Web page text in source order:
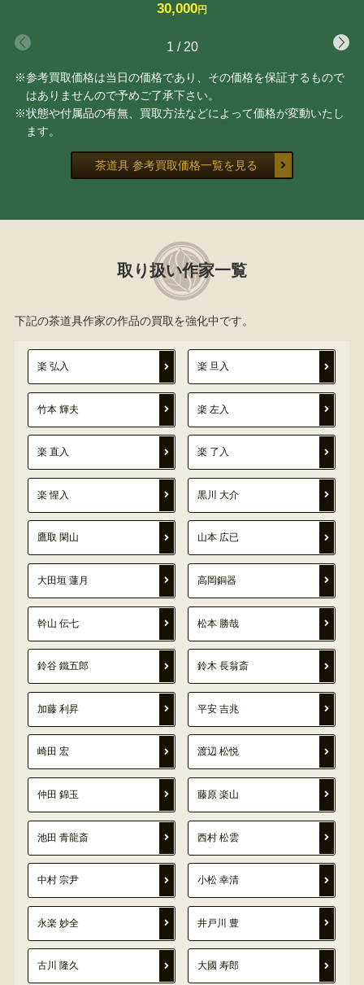
30,000円
1 / 20
※参考買取価格は当日の価格であり、その価格を保証するもので
はありませんので予めご了承下さい。
※状態や付属品の有無、買取方法などによって価格が変動いたし
ます。
茶道具 参考買取価格一覧を見る
取り扱い作家一覧
下記の茶道具作家の作品の買取を強化中です。
楽 弘入 楽 旦入
竹本 輝夫 楽 左入
楽 直入 楽 了入
楽 惺入 黒川 大介
鷹取 閑山 山本 広已
大田垣 蓮月 高岡銅器
幹山 伝七 松本 勝哉
鈴谷 鐵五郎 鈴木 長翁斎
加藤 利昇 平安 吉兆
崎田 宏 渡辺 松悦
仲田 錦玉 藤原 楽山
池田 青龍斎 西村 松雲
中村 宗尹 小松 幸清
永楽 妙全 井戸川 豊
古川 隆久 大國 寿郎